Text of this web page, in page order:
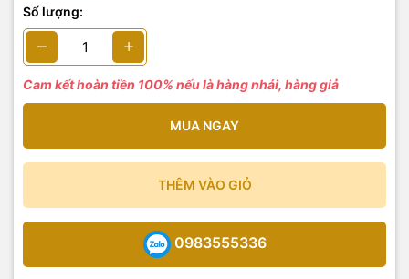
Số lượng:
Cam kết hoàn tiền 100% nếu là hàng nhái, hàng giả
MUA NGAY
THÊM VÀO GIỎ
0983555336